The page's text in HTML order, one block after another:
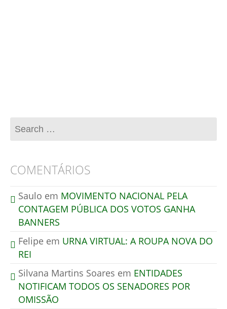
COMENTÁRIOS
Saulo em MOVIMENTO NACIONAL PELA
CONTAGEM PÚBLICA DOS VOTOS GANHA
BANNERS
Felipe em URNA VIRTUAL: A ROUPA NOVA DO
REI
Silvana Martins Soares em ENTIDADES
NOTIFICAM TODOS OS SENADORES POR
OMISSÃO